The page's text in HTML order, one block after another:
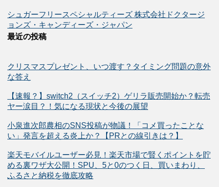
シュガーフリースペシャルティーズ 株式会社ドクタージ
ョンズ・キャンディーズ・ジャパン
最近の投稿
クリスマスプレゼント、いつ渡す？タイミング問題の意外
な答え
【速報？】switch2（スイッチ2）ゲリラ販売開始か？転売
ヤー涙目？！気になる現状と今後の展望
小泉進次郎農相のSNS投稿が物議！「コメ買ったことな
い」発言を超える炎上か？【PRとの線引きは？】
楽天モバイルユーザー必見！楽天市場で賢くポイントを貯
める裏ワザ大公開！SPU、5と0のつく日、買いまわり、
ふるさと納税を徹底攻略